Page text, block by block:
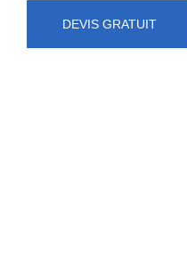
DEVIS GRATUIT